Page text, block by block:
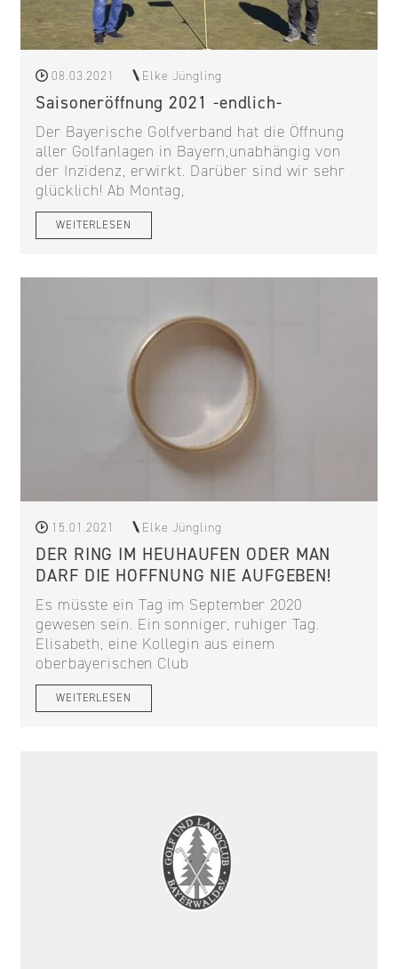
08.03.2021 Elke Jüngling
Saisoneröffnung 2021 -endlich-
Der Bayerische Golfverband hat die Öffnung
aller Golfanlagen in Bayern,unabhängig von
der Inzidenz, erwirkt. Darüber sind wir sehr
glücklich! Ab Montag,
WEITERLESEN
15.01.2021 Elke Jüngling
DER RING IM HEUHAUFEN ODER MAN
DARF DIE HOFFNUNG NIE AUFGEBEN!
Es müsste ein Tag im September 2020
gewesen sein. Ein sonniger, ruhiger Tag.
Elisabeth, eine Kollegin aus einem
oberbayerischen Club
WEITERLESEN